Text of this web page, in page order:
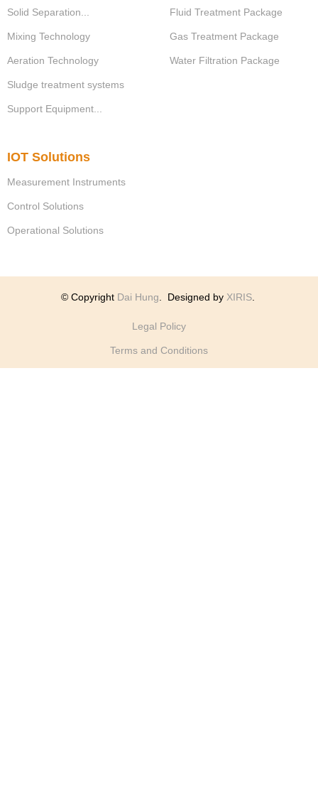
Solid Separation...
Mixing Technology
Aeration Technology
Sludge treatment systems
Support Equipment...
Fluid Treatment Package
Gas Treatment Package
Water Filtration Package
IOT Solutions
Measurement Instruments
Control Solutions
Operational Solutions
© Copyright Dai Hung Designed by XIRIS.
Legal Policy
Terms and Conditions